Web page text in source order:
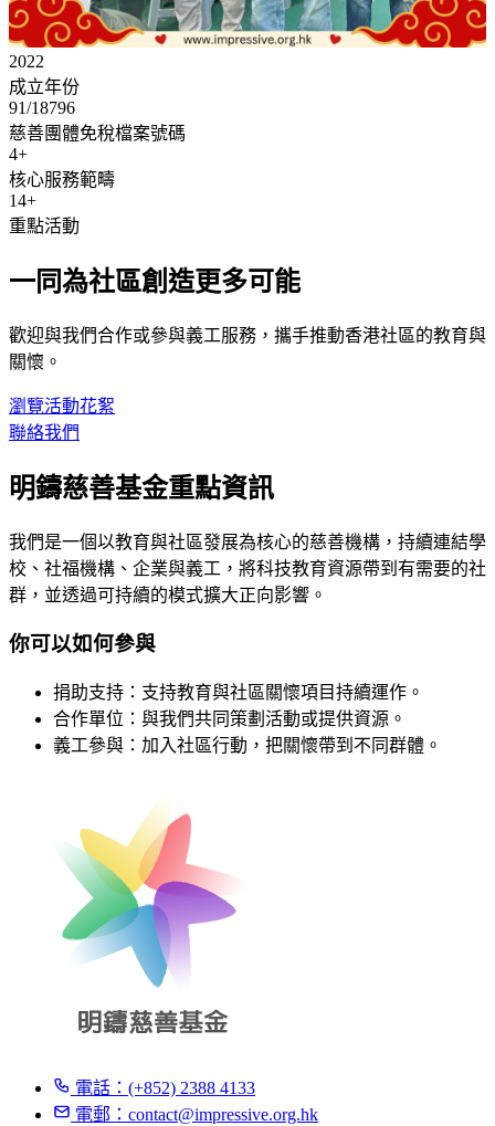
2022
成立年份
91/18796
慈善團體免稅檔案號碼
4+
核心服務範疇
14+
重點活動
一同為社區創造更多可能
歡迎與我們合作或參與義工服務，攜手推動香港社區的教育與
關懷。
瀏覽活動花絮
聯絡我們
明鑄慈善基金重點資訊
我們是一個以教育與社區發展為核心的慈善機構，持續連結學
校、社福機構、企業與義工，將科技教育資源帶到有需要的社
群，並透過可持續的模式擴大正向影響。
你可以如何參與
捐助支持：支持教育與社區關懷項目持續運作。
合作單位：與我們共同策劃活動或提供資源。
義工參與：加入社區行動，把關懷帶到不同群體。
電話：(+852) 2388 4133
電郵： contact@impressive.org.hk